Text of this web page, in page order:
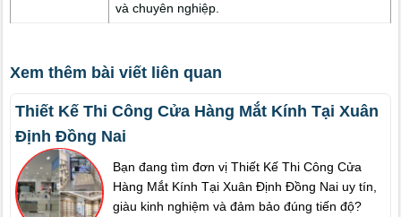
và chuyên nghiệp.
Xem thêm bài viết liên quan
Thiết Kế Thi Công Cửa Hàng Mắt Kính Tại Xuân
Định Đồng Nai
Bạn đang tìm đơn vị Thiết Kế Thi Công Cửa
Hàng Mắt Kính Tại Xuân Định Đồng Nai uy tín,
giàu kinh nghiệm và đảm bảo đúng tiến độ?